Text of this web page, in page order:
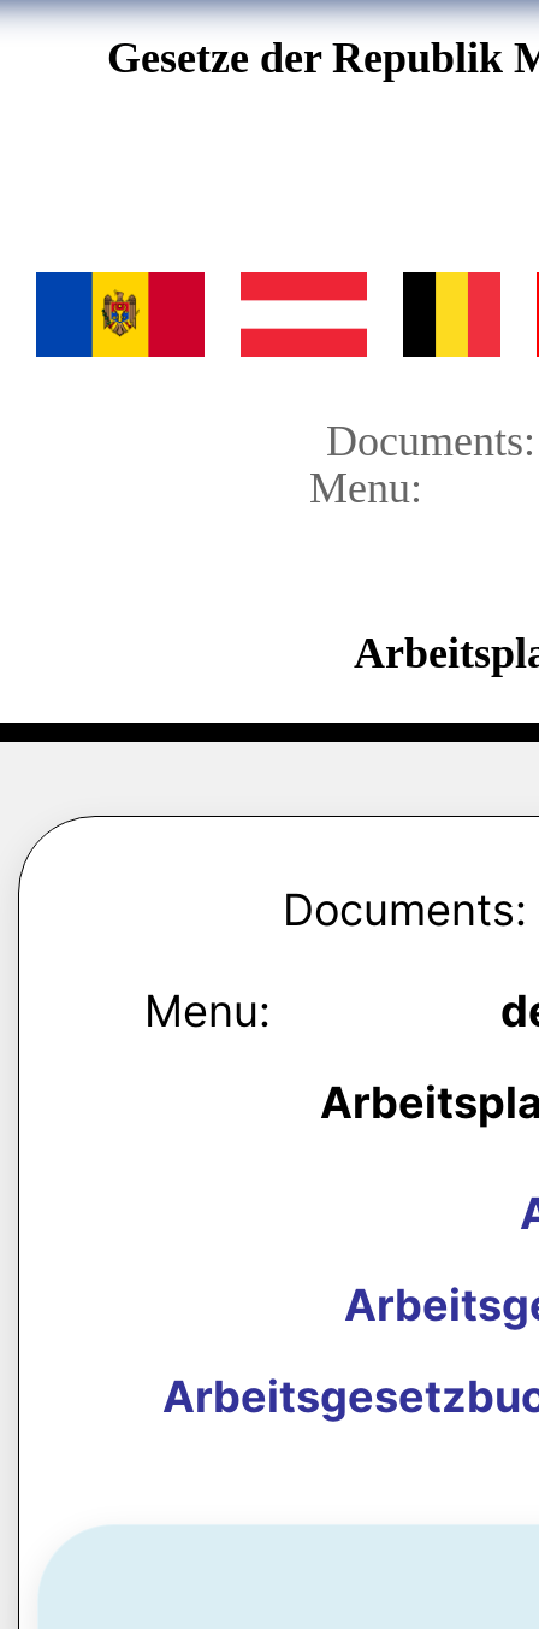
Gesetze der Republik
Documents:
Menu:
Documents:
Menu: